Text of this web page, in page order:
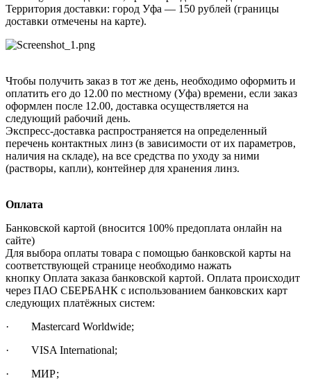
Территория доставки: город Уфа — 150 рублей (границы
доставки отмечены на карте).
Чтобы получить заказ в тот же день, необходимо оформить и
оплатить его до 12.00 по местному (Уфа) времени, если заказ
оформлен после 12.00, доставка осуществляется на
следующий рабочий день.
Экспресс-доставка распространяется на определенный
перечень контактных линз (в зависимости от их параметров,
наличия на складе), на все средства по уходу за ними
(растворы, капли), контейнер для хранения линз.
Оплата
Банковской картой (вносится 100% предоплата онлайн на
сайте)
Для выбора оплаты товара с помощью банковской карты на
соответствующей странице необходимо нажать
кнопку Оплата заказа банковской картой. Оплата происходит
через ПАО СБЕРБАНК с использованием банковских карт
следующих платёжных систем:
· Mastercard Worldwide;
· VISA International;
· МИР;